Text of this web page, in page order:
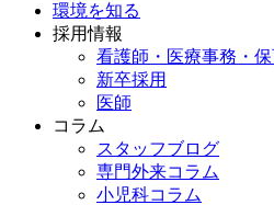
環境を知る
採用情報
看護師・医療事務・
新卒採用
医師
コラム
スタッフブログ
専門外来コラム
小児科コラム